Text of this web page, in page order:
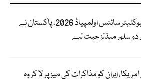
انٹرنیشنل نیوکلیئر سائنس اولمپیاڈ 2026، پاکستان نے
دو سلور میڈلز جیت لیے
ایران کو مذاکرات کی میز پر لا کر وہ